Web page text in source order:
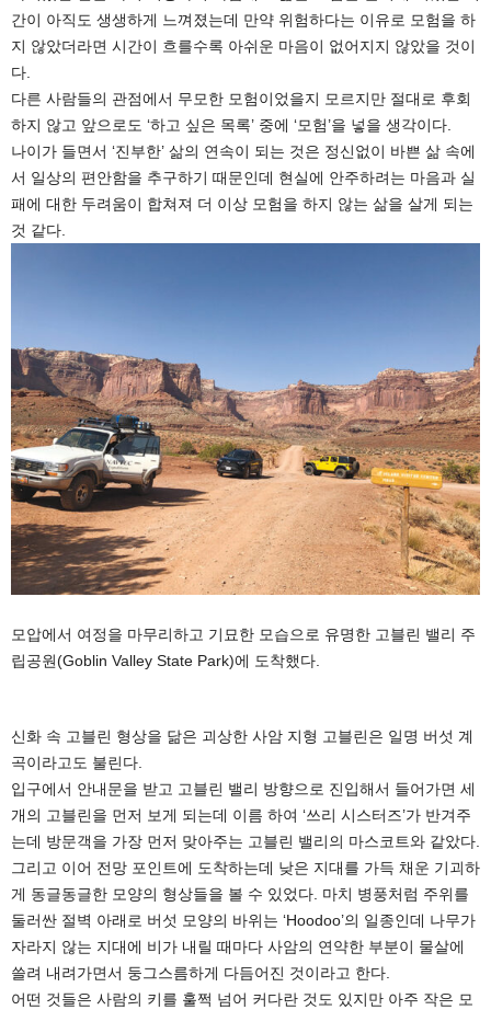
간이 아직도 생생하게 느껴졌는데 만약 위험하다는 이유로 모험을 하
지 않았더라면 시간이 흐를수록 아쉬운 마음이 없어지지 않았을 것이
다.
다른 사람들의 관점에서 무모한 모험이었을지 모르지만 절대로 후회
하지 않고 앞으로도 ‘하고 싶은 목록’ 중에 ‘모험’을 넣을 생각이다.
나이가 들면서 ‘진부한’ 삶의 연속이 되는 것은 정신없이 바쁜 삶 속에
서 일상의 편안함을 추구하기 때문인데 현실에 안주하려는 마음과 실
패에 대한 두려움이 합쳐져 더 이상 모험을 하지 않는 삶을 살게 되는
것 같다.
모압에서 여정을 마무리하고 기묘한 모습으로 유명한 고블린 밸리 주
립공원(Goblin Valley State Park)에 도착했다.
신화 속 고블린 형상을 닮은 괴상한 사암 지형 고블린은 일명 버섯 계
곡이라고도 불린다.
입구에서 안내문을 받고 고블린 밸리 방향으로 진입해서 들어가면 세
개의 고블린을 먼저 보게 되는데 이름 하여 ‘쓰리 시스터즈’가 반겨주
는데 방문객을 가장 먼저 맞아주는 고블린 밸리의 마스코트와 같았다.
그리고 이어 전망 포인트에 도착하는데 낮은 지대를 가득 채운 기괴하
게 동글동글한 모양의 형상들을 볼 수 있었다. 마치 병풍처럼 주위를
둘러싼 절벽 아래로 버섯 모양의 바위는 ‘Hoodoo’의 일종인데 나무가
자라지 않는 지대에 비가 내릴 때마다 사암의 연약한 부분이 물살에
쓸려 내려가면서 둥그스름하게 다듬어진 것이라고 한다.
어떤 것들은 사람의 키를 훌쩍 넘어 커다란 것도 있지만 아주 작은 모